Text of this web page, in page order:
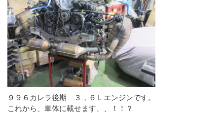
９９６カレラ後期 ３，６Ｌエンジンです。
これから、車体に載せます、、！！？